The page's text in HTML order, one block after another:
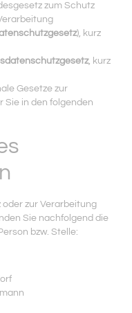
zum Schutz
), kurz
, kurz
Gesetze zur
Sie in den folgenden
zur Verarbeitung
Sie nachfolgend die
bzw. Stelle: